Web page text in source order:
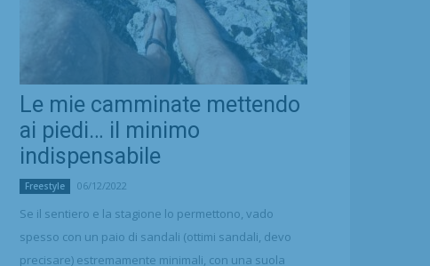
Le mie camminate mettendo
ai piedi… il minimo
indispensabile
Freestyle 06/12/2022
Se il sentiero e la stagione lo permettono, vado
spesso con un paio di sandali (ottimi sandali, devo
precisare) estremamente minimali, con una suola